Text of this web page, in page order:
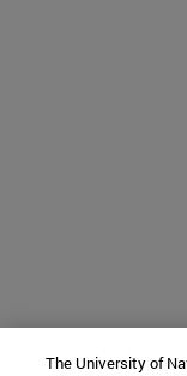
The University of